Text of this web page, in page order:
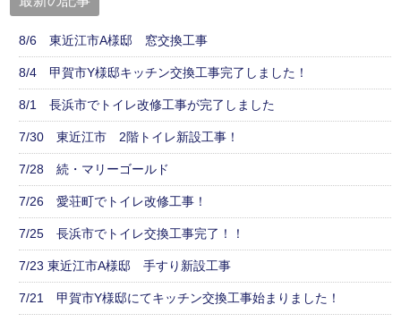
8/6 東近江市A様邸 窓交換工事
8/4 甲賀市Y様邸キッチン交換工事完了しました！
8/1 長浜市でトイレ改修工事が完了しました
7/30 東近江市 2階トイレ新設工事！
7/28 続・マリーゴールド
7/26 愛荘町でトイレ改修工事！
7/25 長浜市でトイレ交換工事完了！！
7/23 東近江市A様邸 手すり新設工事
7/21 甲賀市Y様邸にてキッチン交換工事始まりました！